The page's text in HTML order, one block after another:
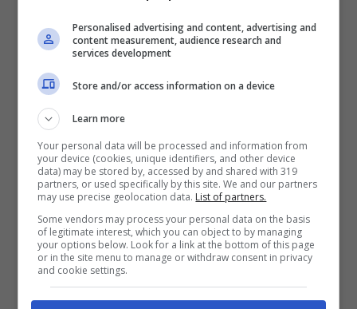
Rocco Siffrediha svelato aspetti della
personalità diLorenzo Tano
sorpreso sia il pubblico che lo stesso attore.
Personalised advertising and content, advertising and
content measurement, audience research and
services development
Store and/or access information on a device
Learn more
Your personal data will be processed and information from
your device (cookies, unique identifiers, and other device
data) may be stored by, accessed by and shared with 319
partners, or used specifically by this site. We and our partners
may use precise geolocation data. List of partners.
Some vendors may process your personal data on the basis
of legitimate interest, which you can object to by managing
your options below. Look for a link at the bottom of this page
or in the site menu to manage or withdraw consent in privacy
and cookie settings.